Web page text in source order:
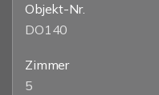
Objekt-Nr.
DO140
Zimmer
5